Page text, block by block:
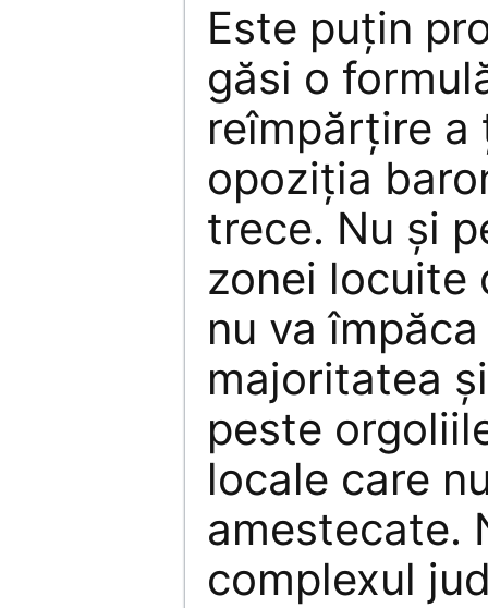
Este puţin
găsi o
reîmpărţire a
opoziţia
trece. Nu şi
zonei locuite
nu va
majoritatea
peste
locale care
amestecate.
complexul